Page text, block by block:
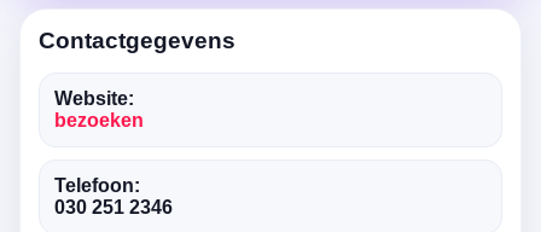
Contactgegevens
Website:
bezoeken
Telefoon:
030 251 2346